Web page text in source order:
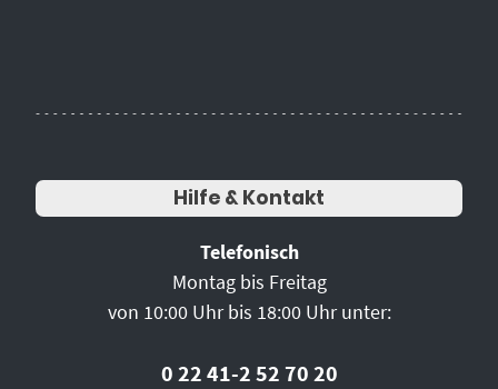
Hilfe & Kontakt
Telefonisch
Montag bis Freitag
von 10:00 Uhr bis 18:00 Uhr unter:
0 22 41-2 52 70 20